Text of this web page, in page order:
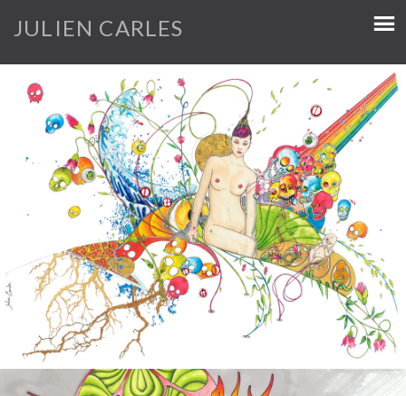
JULIEN CARLES